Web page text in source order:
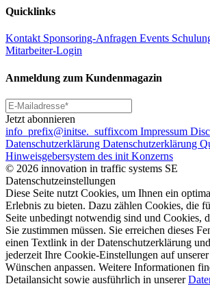
Quicklinks
Kontakt Sponsoring-Anfragen Events
Mitarbeiter-Login
Anmeldung zum Kundenmagazin
Jetzt abonnieren
info _prefix@initse. _suffixcom Impressum
Datenschutzerklärung Datenschutzerklärung
Hinweisgebersystem des init Konzerns
© 2026 innovation in traffic systems SE
Datenschutzeinstellungen
Diese Seite nutzt Cookies, um Ihnen ein
Erlebnis zu bieten. Dazu zählen Cookies, die
Seite unbedingt notwendig sind und Cookies,
Sie zustimmen müssen. Sie erreichen dieses
einen Textlink in der Datenschutzerklärung
jederzeit Ihre Cookie-Einstellungen auf
Wünschen anpassen. Weitere Informationen
Detailansicht sowie ausführlich in unserer